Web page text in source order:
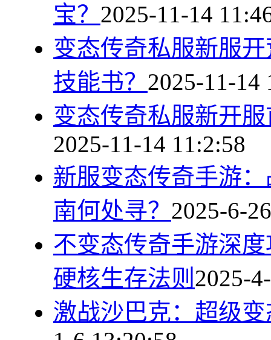
宝？ 2025-11-14
变态传奇私服新服
技能书？ 2025-11-14
变态传奇私服新开
2025-11-14 11:2:58
新服变态传奇手游
南何处寻？ 2025-6-
不变态传奇手游深
硬核生存法则 2025-
激战沙巴克：超级